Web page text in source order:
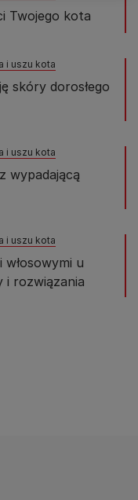
Twojego kota
i uszu kota
skóry dorosłego
i uszu kota
wypadającą
i uszu kota
u
i rozwiązania